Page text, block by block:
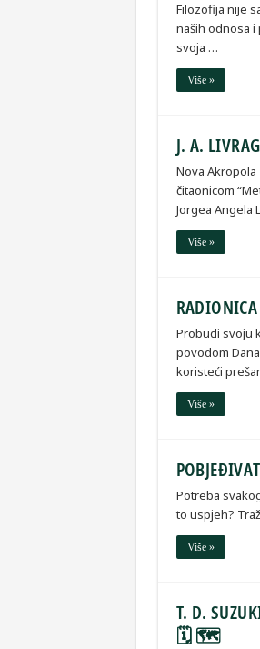
Filozofija nije
naših odnosa i
svoja …
Više »
J. A.
Nova
čitaonicom
Jorgea Angela
Više »
Probudi svoju
povodom
koristeći
Više »
Potreba
to uspjeh?
Više »
T. D.
🗓 🗺